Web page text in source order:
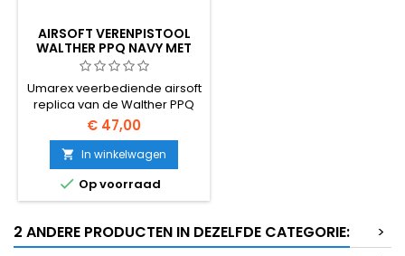
AIRSOFT VERENPISTOOL
WALTHER PPQ NAVY MET
GELUIDDEMPER
Umarex veerbediende airsoft
replica van de Walther PPQ
pistool met metalen
onderdelen, afneembare
dummy onderdrukker, 2
magazijnen
€ 47,00
 In winkelwagen
 Op voorraad
2 ANDERE PRODUCTEN IN DEZELFDE CATEGORIE:
>